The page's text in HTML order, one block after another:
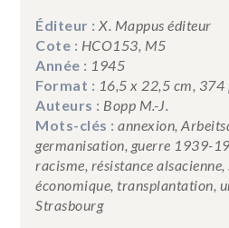
Éditeur : X. Mappus éditeur
Cote : HCO153, M5
Année : 1945
Format : 16,5 x 22,5 cm, 374
Auteurs : Bopp M.-J.
Mots-clés : annexion,
germanisation, guerre 1939-
racisme, résistance
économique, transplantation,
Strasbourg